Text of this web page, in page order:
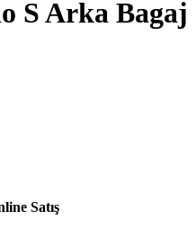
S Arka Bagaj
Satış